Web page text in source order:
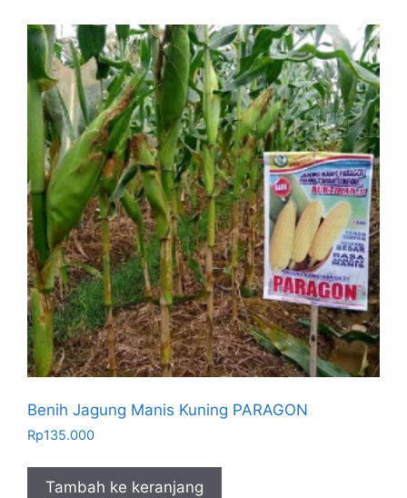
Benih Jagung Manis Kuning PARAGON
Rp135.000
Tambah ke keranjang